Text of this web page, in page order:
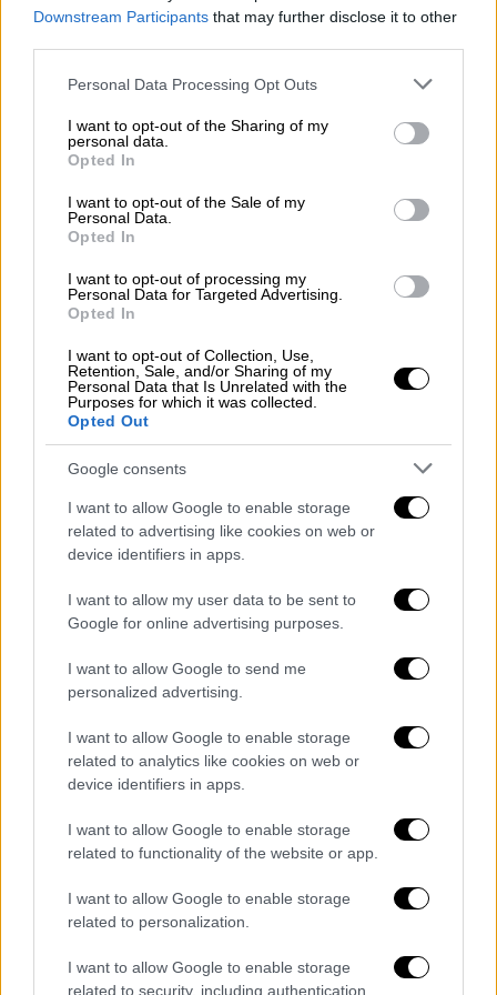
Downstream Participants that may further disclose it to other
Please note that this website/app uses one or more Google
not limited to your visit or usage behaviour. You may click to
grant or deny consent to Google and its third-party tags to
use your data for below specified purposes in below Google
consent section.
Personal Data Processing Opt Outs
I want to opt-out of the Sharing of my
personal data.
Opted In
I want to opt-out of the Sale of my
Personal Data.
Opted In
I want to opt-out of processing my
Personal Data for Targeted Advertising.
Opted In
I want to opt-out of Collection, Use,
Retention, Sale, and/or Sharing of my
Personal Data that Is Unrelated with the
Purposes for which it was collected.
Opted Out
Google consents
I want to allow Google to enable storage
related to advertising like cookies on web or
device identifiers in apps.
I want to allow my user data to be sent to
Google for online advertising purposes.
I want to allow Google to send me
personalized advertising.
I want to allow Google to enable storage
related to analytics like cookies on web or
device identifiers in apps.
I want to allow Google to enable storage
related to functionality of the website or app.
I want to allow Google to enable storage
related to personalization.
I want to allow Google to enable storage
related to security, including authentication
Φρέντερικσμπεργκ της Βιρτζίνια στις 12 ή
13 Ιουνίου προκειμένου νακάνουν τις
προετοιμασίες για την επίθεση
Κατά τηνεξέταση του iPhone ενός υπόπτου
οι Αρχές εντόπισαν
ανταλλαγής μηνυμάτων Signal, οι οποίοι
συμμετείχαν σε συζητήσεις
παραμέτρους αυτού που θα μπορούσε να
εξελιχθεί σε μια καταστροφική
τρομοκρατική επίθεση στην καρδιά της
πρωτεύουσας των Ηνωμένων Πολιτειών.
Ένας ύποπτος δήλωσε στους ανακριτές ότι
στόχος της επίθεσης
«καπιταλιστικές ελίτ»
πολιτικοί που
λαμβάνουν χρηματοδότησηαπό την
Αμερικανοϊσραηλινή Επιτροπή Δημοσίων
δημοσίευμα.